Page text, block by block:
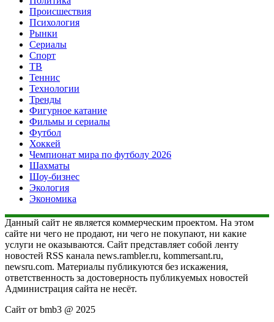
Происшествия
Психология
Рынки
Сериалы
Спорт
ТВ
Теннис
Технологии
Тренды
Фигурное катание
Фильмы и сериалы
Футбол
Хоккей
Чемпионат мира по футболу 2026
Шахматы
Шоу-бизнес
Экология
Экономика
Данный сайт не является коммерческим проектом. На этом
сайте ни чего не продают, ни чего не покупают, ни какие
услуги не оказываются. Сайт представляет собой ленту
новостей RSS канала news.rambler.ru, kommersant.ru,
newsru.com. Материалы публикуются без искажения,
ответственность за достоверность публикуемых новостей
Администрация сайта не несёт.
Сайт от bmb3 @ 2025